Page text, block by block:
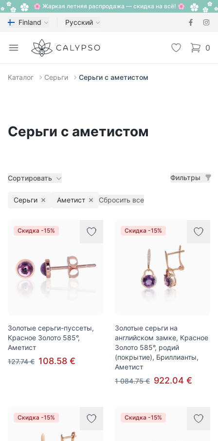
🌸 Жаркая летняя распродажа — скидка на всё! 🌸
Finland Русский
Open menu
Calypso Избранное
0
items
Каталог Серьги Серьги с аметистом
Серьги с аметистом
Сортировать Фильтры
Серьги Remove filter
Аметист Remove filter
Сбросить все
Товары
Скидка -15%
Золотые серьги-пуссеты,
Красное Золото 585°,
Аметист
127.74 € 108.58 €
Скидка -15%
Золотые серьги на
английском замке, Красное
Золото 585°, родий
(покрытие), Бриллианты,
Аметист
1 084.75 € 922.04 €
Скидка -15% Скидка -15%